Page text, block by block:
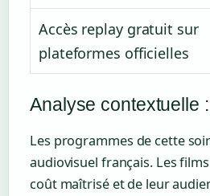
Accès replay gratuit sur
plateformes officielles
Analyse contextuelle
Les programmes de cette
audiovisuel français. Les
coût maîtrisé et de leur